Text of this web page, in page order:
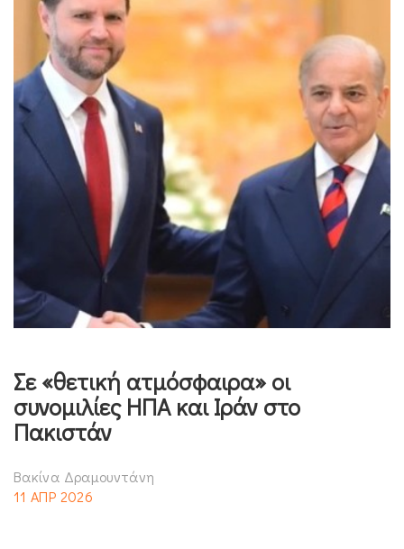
Σε «θετική ατμόσφαιρα» οι
συνομιλίες ΗΠΑ και Ιράν στο
Πακιστάν
Βακίνα Δραμουντάνη
11 ΑΠΡ 2026